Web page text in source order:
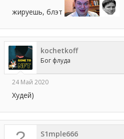
жируешь, блэт
kochetkoff
Бог флуда
24 Май 2020
Худей)
S1mple666